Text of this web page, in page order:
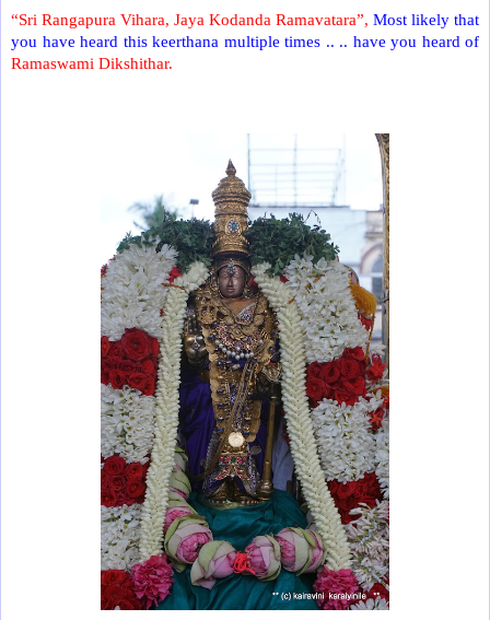
“Sri Rangapura Vihara, Jaya Kodanda Ramavatara”, Most likely that
you have heard this keerthana multiple times .. .. have you heard of
Ramaswami Dikshithar.